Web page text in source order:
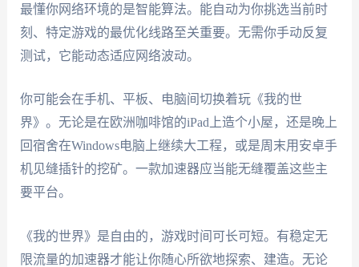
最懂你网络环境的是智能算法。能自动为你挑选当前时
刻、特定游戏的最优化线路至关重要。无需你手动反复
测试，它能动态适应网络波动。
你可能会在手机、平板、电脑间切换着玩《我的世
界》。无论是在欧洲咖啡馆的iPad上造个小屋，还是晚上
回宿舍在Windows电脑上继续大工程，或是周末用安卓手
机见缝插针的挖矿。一款加速器应当能无缝覆盖这些主
要平台。
《我的世界》是自由的，游戏时间可长可短。有稳定无
限流量的加速器才能让你随心所欲地探索、建造。无论